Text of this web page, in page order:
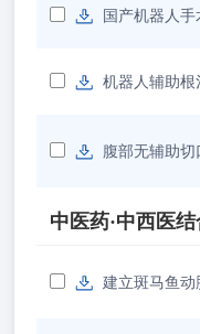
国产机器人
机器人辅助
腹部无辅助
中医药·中西医
建立斑马鱼